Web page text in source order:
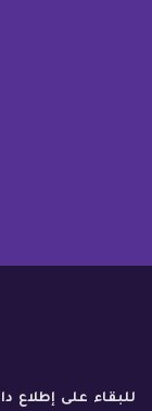
للبقاء على إطلاع